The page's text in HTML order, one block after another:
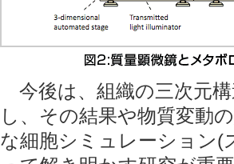
今後は、組織の三次元
し、その結果や物質変動
な細胞シミュレーション(